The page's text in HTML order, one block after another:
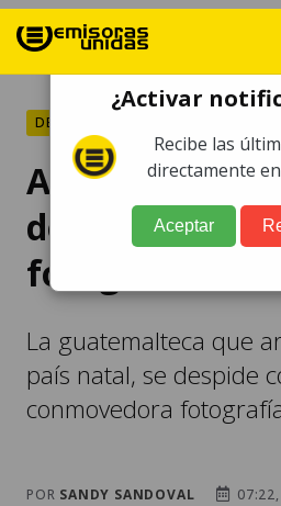
DEPORTES
Adriana
de París 2024
fotografía
La guatemalteca que
país natal, se despide
conmovedora
POR SANDY SANDOVAL
¿Activar
Recibe las
directamente
Aceptar